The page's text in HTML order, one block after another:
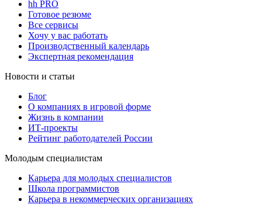
hh PRO
Готовое резюме
Все сервисы
Хочу у вас работать
Производственный календарь
Экспертная рекомендация
Новости и статьи
Блог
О компаниях в игровой форме
Жизнь в компании
ИТ-проекты
Рейтинг работодателей России
Молодым специалистам
Карьера для молодых специалистов
Школа программистов
Карьера в некоммерческих организациях